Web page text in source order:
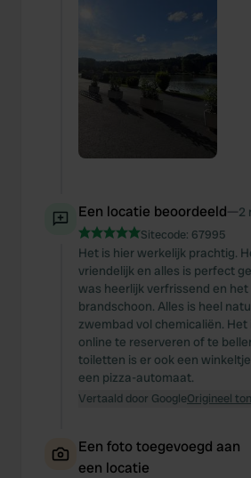
Een locatie beoordeeld—2
Sitecode: 67995
Het is hier werkelijk prachtig.
vriendelijk en alles is perfect
was heerlijk verfrissend en
brandschoon. Alles is heel
zwembad vol chemicaliën.
online te reserveren of te
toiletten is er ook een
een pizza-automaat.
Vertaald door GoogleOrigineel
Een foto toegevoegd aan
een locatie